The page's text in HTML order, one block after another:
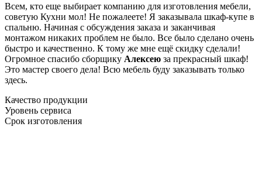
Всем, кто еще выбирает компанию для изготовления мебели,
советую Кухни мол! Не пожалеете! Я заказывала шкаф-купе в
спальню. Начиная с обсуждения заказа и заканчивая
монтажом никаких проблем не было. Все было сделано очень
быстро и качественно. К тому же мне ещё скидку сделали!
Огромное спасибо сборщику Алексею за прекрасный шкаф!
Это мастер своего дела! Всю мебель буду заказывать только
здесь.
Качество продукции
Уровень сервиса
Срок изготовления